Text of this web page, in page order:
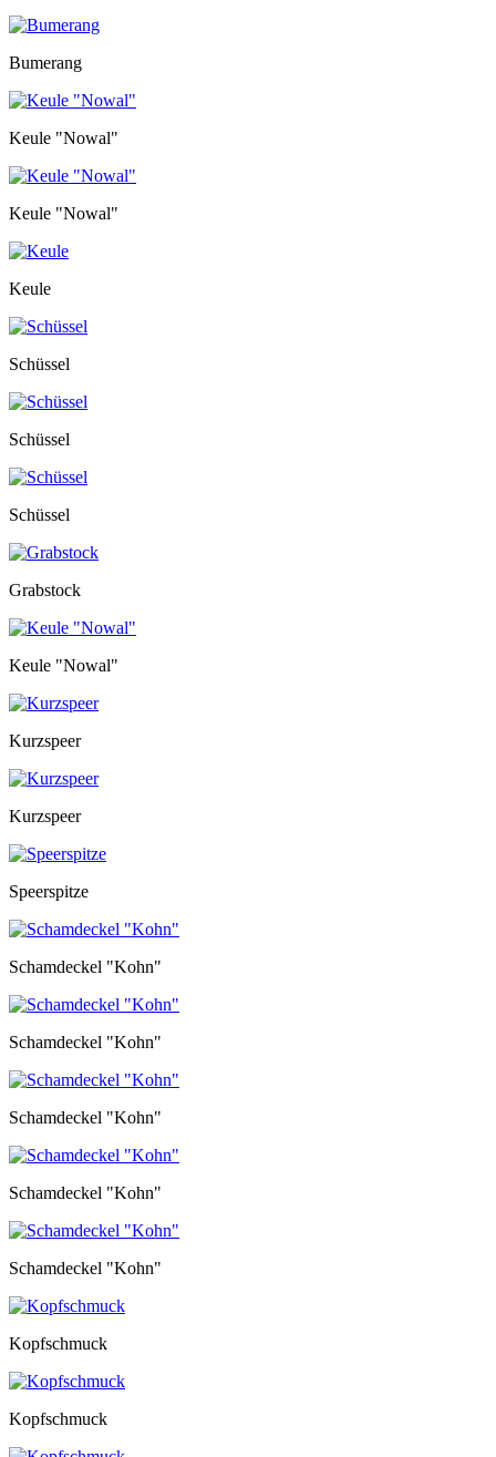
Bumerang
Keule "Nowal"
Keule "Nowal"
Keule
Schüssel
Schüssel
Schüssel
Grabstock
Keule "Nowal"
Kurzspeer
Kurzspeer
Speerspitze
Schamdeckel "Kohn"
Schamdeckel "Kohn"
Schamdeckel "Kohn"
Schamdeckel "Kohn"
Schamdeckel "Kohn"
Kopfschmuck
Kopfschmuck